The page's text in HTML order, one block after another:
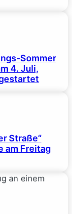
Sommer
4. Juli,
Straße“
am Freitag